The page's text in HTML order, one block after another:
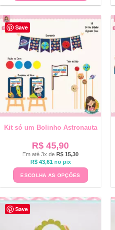
Save
Kit só um Bolinho Astronauta
R$ 45,90
Em até 3x de R$ 15,30
R$43,61 no pix
ESCOLHA AS OPÇÕES
Save